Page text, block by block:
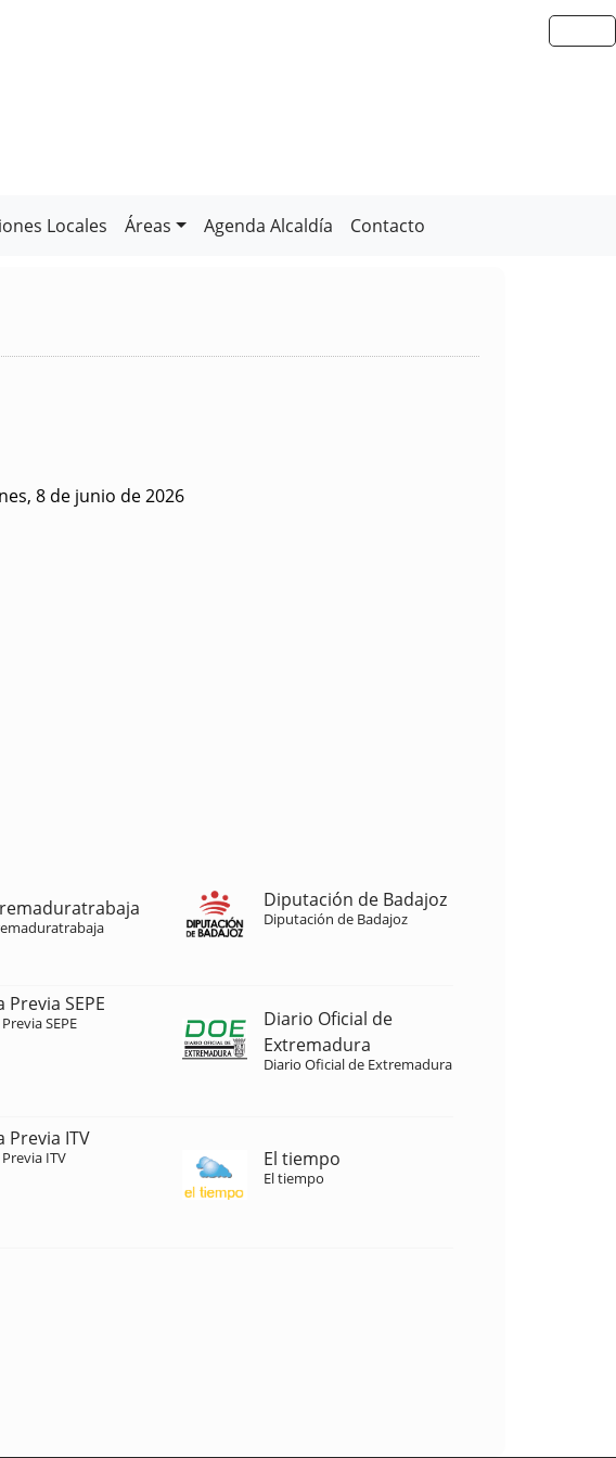
Locales Áreas Agenda Alcaldía Contacto
8 de junio de 2026
Diputación de Badajoz
Diputación de Badajoz
Previa SEPE
SEPE
Diario Oficial de
Extremadura
Diario Oficial de Extremadura
Previa ITV
ITV El tiempo
El tiempo